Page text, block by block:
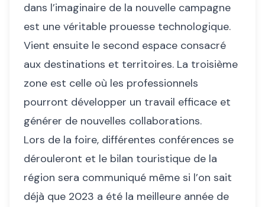
dans l’imaginaire de la nouvelle campagne
est une véritable prouesse technologique.
Vient ensuite le second espace consacré
aux destinations et territoires. La troisième
zone est celle où les professionnels
pourront développer un travail efficace et
générer de nouvelles collaborations.
Lors de la foire, différentes conférences se
dérouleront et le bilan touristique de la
région sera communiqué même si l’on sait
déjà que 2023 a été la meilleure année de